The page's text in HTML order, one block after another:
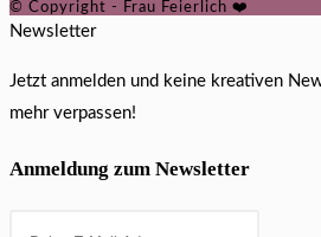
© Copyright - Frau Feierlich ❤️
Newsletter
Jetzt anmelden und keine kreativen
mehr verpassen!
Anmeldung zum Newsletter